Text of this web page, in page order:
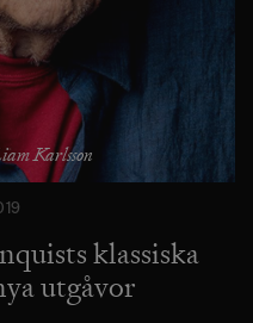
Karlsson
klassiska
utgåvor